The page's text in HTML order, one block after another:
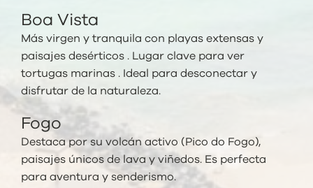
Boa Vista
Más virgen y tranquila con playas extensas y
paisajes desérticos . Lugar clave para ver
tortugas marinas . Ideal para desconectar y
disfrutar de la naturaleza.
Fogo
Destaca por su volcán activo (Pico do Fogo),
paisajes únicos de lava y viñedos. Es perfecta
para aventura y senderismo.